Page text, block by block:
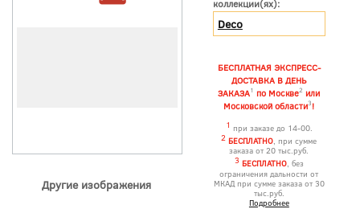
Другие изображения
коллекции(ях):
Deco
БЕСПЛАТНАЯ ЭКСПРЕСС-
ДОСТАВКА В ДЕНЬ
ЗАКАЗА1 по Москве2 или
Московской области3!
1 при заказе до 14-00.
2 БЕСПЛАТНО, при сумме
заказа от 20 тыс.руб.
3 БЕСПЛАТНО, без
ограничения дальности от
МКАД при сумме заказа от 30
тыс.руб.
Подробнее